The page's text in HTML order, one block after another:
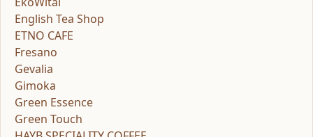
English Tea Shop
ETNO CAFE
Fresano
Gevalia
Gimoka
Green Essence
Green Touch